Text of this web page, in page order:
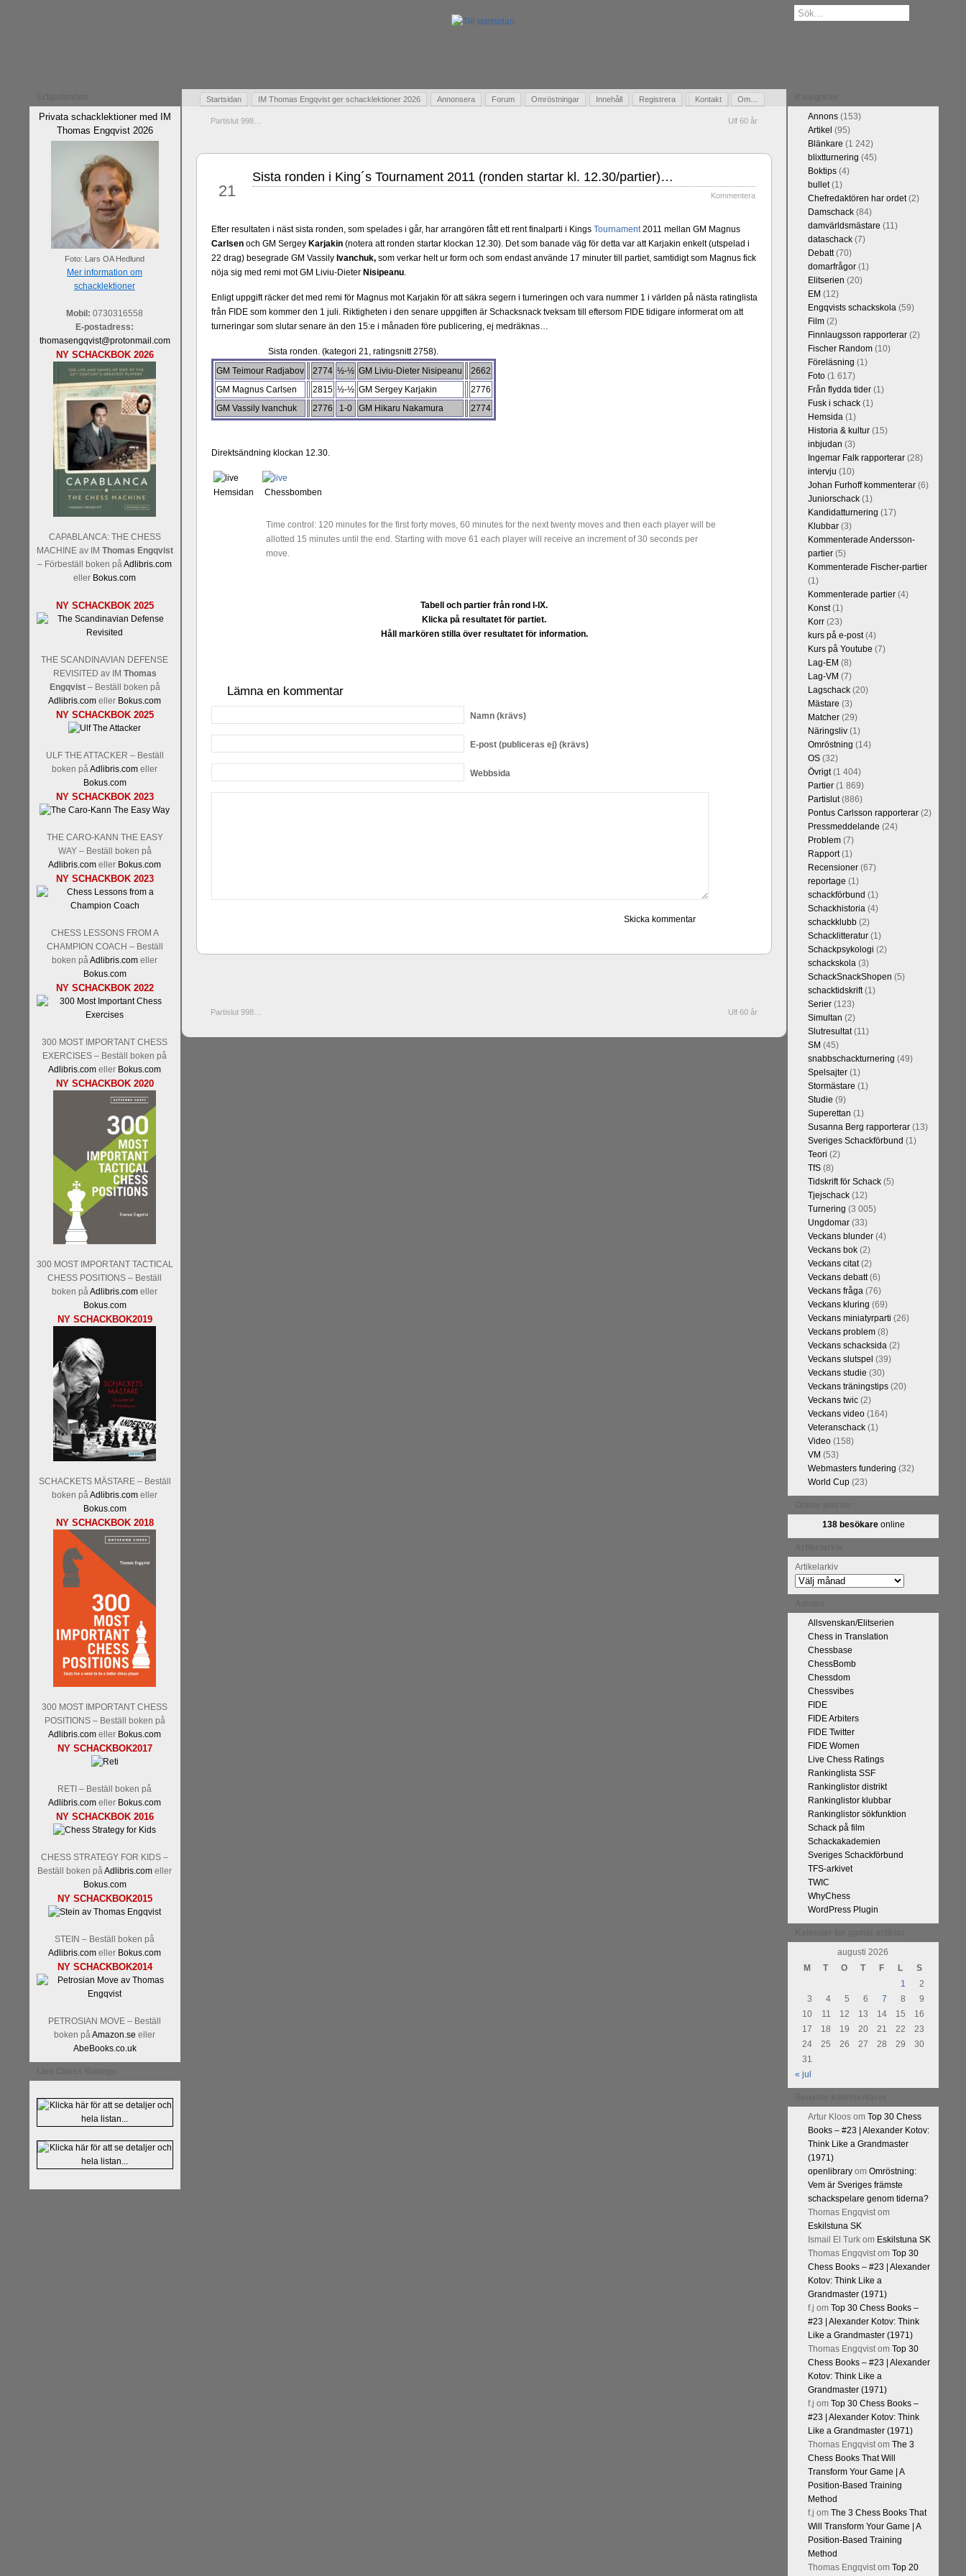
Privata schacklektioner med IM
Thomas Engqvist 2026
Foto: Lars OA Hedlund
Mer information om
schacklektioner
Mobil: 0730316558
E-postadress:
thomasengqvist@protonmail.com
NY SCHACKBOK 2026
CAPABLANCA: THE CHESS
MACHINE av IM Thomas Engqvist
– Förbeställ boken påAdlibris.com
eller Bokus.com
NY SCHACKBOK 2025
THE SCANDINAVIAN DEFENSE
REVISITED av IM Thomas
Engqvist– Beställ boken på
Adlibris.com eller Bokus.com
NY SCHACKBOK 2025
ULF THE ATTACKER – Beställ
boken påAdlibris.com eller
Bokus.com
NY SCHACKBOK 2023
THE CARO-KANN THE EASY
WAY – Beställ boken på
Adlibris.com eller Bokus.com
NY SCHACKBOK 2023
CHESS LESSONS FROM A
CHAMPION COACH – Beställ
boken påAdlibris.com eller
Bokus.com
NY SCHACKBOK 2022
300 MOST IMPORTANT CHESS
EXERCISES – Beställ boken på
Adlibris.com eller Bokus.com
NY SCHACKBOK 2020
300 MOST IMPORTANT TACTICAL
CHESS POSITIONS – Beställ
boken påAdlibris.com eller
Bokus.com
NY SCHACKBOK2019
SCHACKETS MÄSTARE – Beställ
boken på Adlibris.com eller
Bokus.com
NY SCHACKBOK 2018
300 MOST IMPORTANT CHESS
POSITIONS – Beställ boken på
Adlibris.com eller Bokus.com
NY SCHACKBOK2017
RETI – Beställ boken på
Adlibris.com eller Bokus.com
NY SCHACKBOK 2016
CHESS STRATEGY FOR KIDS –
Beställ boken påAdlibris.com eller
Bokus.com
NY SCHACKBOK2015
STEIN – Beställ boken på
Adlibris.com eller Bokus.com
NY SCHACKBOK2014
PETROSIAN MOVE – Beställ
boken påAmazon.se eller
AbeBooks.co.uk
Startsidan IM Thomas Engqvist ger schacklektioner 2026 Annonsera Forum Omröstningar Innehåll Registrera Kontakt Om…
Gästbok
Partislut 998… Ulf 60 år
21
Sista ronden i King´s Tournament 2011 (ronden startar kl. 12.30/partier)…
Kommentera
Efter resultaten i näst sista ronden, som spelades i går, har arrangören fått ett rent finalparti i Kings Tournament2011 mellan GM Magnus
Carlsenoch GM Sergey Karjakin (notera att ronden startar klockan 12.30). Det som banade väg för detta var att Karjakin enkelt (utspelad i
22 drag) besegrade GM Vassily Ivanchuk,som verkar helt ur form och som endast använde 17 minuter till partiet, samtidigt som Magnus fick
nöja sig med remi mot GM Liviu-Dieter Nisipeanu.
Enligt uppgift räcker det med remi för Magnus mot Karjakin för att säkra segern i turneringen och vara nummer 1 i världen på nästa ratinglista
från FIDE som kommer den 1 juli. Riktigheten i den senare uppgiften är Schacksnack tveksam till eftersom FIDE tidigare informerat om att
turneringar som slutar senare än den 15:e i månaden före publicering, ej medräknas…
Sista ronden. (kategori 21, ratingsnitt 2758).
GM Teimour Radjabov
2774 ½-½ GM Liviu-Dieter Nisipeanu
2662
GM Magnus Carlsen
2815 ½-½ GM Sergey Karjakin
2776
GM Vassily Ivanchuk
2776 1-0 GM Hikaru Nakamura 2774
Direktsändning klockan 12.30.
Hemsidan Chessbomben
Time control: 120 minutes for the first forty moves, 60 minutes for the next twenty moves and then each player will be
allotted 15 minutes until the end. Starting with move 61 each player will receive an increment of 30 seconds per
move.
Tabell och partier från rond I-IX.
Klicka på resultatet för partiet.
Håll markören stilla över resultatet för information.
Lämna en kommentar
Namn(krävs)
E-post(publiceras ej) (krävs)
Webbsida
Partislut 998… Ulf 60 år
Annons(153)
Artikel (95)
Blänkare (1 242)
blixtturnering (45)
Boktips(4)
bullet(1)
Chefredaktören har ordet(2)
Damschack(84)
damvärldsmästare (11)
dataschack(7)
Debatt(70)
domarfrågor(1)
Elitserien (20)
EM (12)
Engqvists schackskola(59)
Film(2)
Finnlaugsson rapporterar(2)
Fischer Random(10)
Föreläsning (1)
Foto(1 617)
Från flydda tider(1)
Fusk i schack(1)
Hemsida(1)
Historia & kultur(15)
inbjudan (3)
Ingemar Falk rapporterar(28)
intervju (10)
Johan Furhoff kommenterar(6)
Juniorschack(1)
Kandidatturnering (17)
Klubbar(3)
Kommenterade Andersson-
partier(5)
Kommenterade Fischer-partier
(1)
Kommenterade partier(4)
Konst(1)
Korr(23)
kurs på e-post(4)
Kurs på Youtube (7)
Lag-EM (8)
Lag-VM (7)
Lagschack(20)
Mästare (3)
Matcher(29)
Näringsliv(1)
Omröstning (14)
OS(32)
Övrigt(1 404)
Partier(1 869)
Partislut(886)
Pontus Carlsson rapporterar(2)
Pressmeddelande (24)
Problem(7)
Rapport(1)
Recensioner(67)
reportage (1)
schackförbund (1)
Schackhistoria(4)
schackklubb(2)
Schacklitteratur(1)
Schackpsykologi (2)
schackskola(3)
SchackSnackShopen (5)
schacktidskrift(1)
Serier(123)
Simultan (2)
Slutresultat(11)
SM (45)
snabbschackturnering (49)
Spelsajter(1)
Stormästare (1)
Studie (9)
Superettan (1)
Susanna Berg rapporterar(13)
Sveriges Schackförbund (1)
Teori (2)
TfS(8)
Tidskrift för Schack(5)
Tjejschack(12)
Turnering (3 005)
Ungdomar(33)
Veckans blunder(4)
Veckans bok(2)
Veckans citat(2)
Veckans debatt(6)
Veckans fråga(76)
Veckans kluring (69)
Veckans miniatyrparti (26)
Veckans problem(8)
Veckans schacksida(2)
Veckans slutspel (39)
Veckans studie (30)
Veckans träningstips(20)
Veckans twic(2)
Veckans video(164)
Veteranschack(1)
Video(158)
VM (53)
Webmasters fundering (32)
World Cup(23)
138 besökareonline
Artikelarkiv
Allsvenskan/Elitserien
Chess in Translation
Chessbase
ChessBomb
Chessdom
Chessvibes
FIDE
FIDE Arbiters
FIDE Twitter
FIDE Women
Live Chess Ratings
Rankinglista SSF
Rankinglistor distrikt
Rankinglistor klubbar
Rankinglistor sökfunktion
Schack på film
Schackakademien
Sveriges Schackförbund
TFS-arkivet
TWIC
WhyChess
WordPress Plugin
augusti 2026
M
T O T F L
S
1
2
3
4 5 6 7 8
9
10
11 12 13 14 15
16
17
18 19 20 21 22
23
24
25 26 27 28 29
30
31
« jul
Artur Kloosom Top 30 Chess
Books – #23 | Alexander Kotov:
Think Like a Grandmaster
(1971)
openlibraryom Omröstning:
Vem är Sveriges främste
schackspelare genom tiderna?
Thomas Engqvistom
Eskilstuna SK
Ismail El Turkom Eskilstuna SK
Thomas Engqvistom Top 30
Chess Books – #23 | Alexander
Kotov: Think Like a
Grandmaster (1971)
f.j om Top 30 Chess Books –
#23 | Alexander Kotov: Think
Like a Grandmaster (1971)
Thomas Engqvistom Top 30
Chess Books – #23 | Alexander
Kotov: Think Like a
Grandmaster (1971)
f.j om Top 30 Chess Books –
#23 | Alexander Kotov: Think
Like a Grandmaster (1971)
Thomas Engqvistom The 3
Chess Books That Will
Transform Your Game | A
Position-Based Training
Method
f.j om The 3 Chess Books That
Will Transform Your Game | A
Position-Based Training
Method
Thomas Engqvistom Top 20